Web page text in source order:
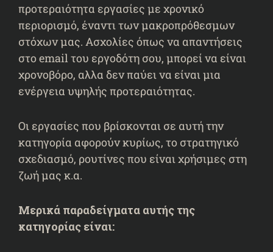
προτεραιότητα εργασίες με χρονικό
περιορισμό, έναντι των μακροπρόθεσμων
στόχων μας. Ασχολίες όπως να απαντήσεις
στο email του εργοδότη σου, μπορεί να είναι
χρονοβόρο, αλλα δεν παύει να είναι μια
ενέργεια υψηλής προτεραιότητας.
Οι εργασίες που βρίσκονται σε αυτή την
κατηγορία αφορούν κυρίως, το στρατηγικό
σχεδιασμό, ρουτίνες που είναι χρήσιμες στη
ζωή μας κ.α.
Μερικά παραδείγματα αυτής της
κατηγορίας είναι: